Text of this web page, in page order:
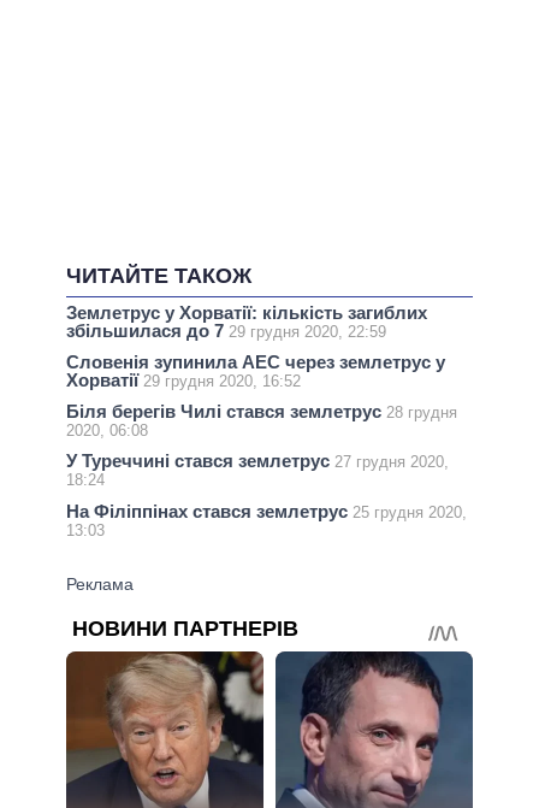
ЧИТАЙТЕ ТАКОЖ
Землетрус у Хорватії: кількість загиблих
збільшилася до 7 29 грудня 2020, 22:59
Словенія зупинила АЕС через землетрус у
Хорватії 29 грудня 2020, 16:52
Біля берегів Чилі стався землетрус 28 грудня
2020, 06:08
У Туреччині стався землетрус 27 грудня 2020,
18:24
На Філіппінах стався землетрус 25 грудня 2020,
13:03